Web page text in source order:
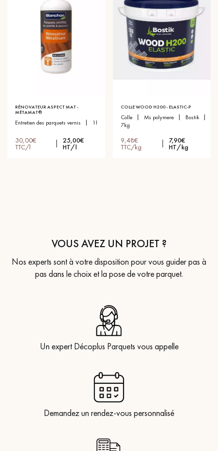
RÉNOVATEUR ASPECT MAT -
MÉTAMAT®
entretien des parquets vernis 1l
30,00€
TTC/l
25,00€
HT/l
COLLE WOOD H200 - ELASTIC-P
colle ms polymere
bostik
7kg
9,48€
TTC/kg
7,90€
HT/kg
VOUS AVEZ UN PROJET ?
Nos experts sont à votre disposition pour vous guider pas à
pas dans le choix et la pose de votre parquet.
Un expert Décoplus Parquets vous appelle
Demandez un rendez-vous personnalisé